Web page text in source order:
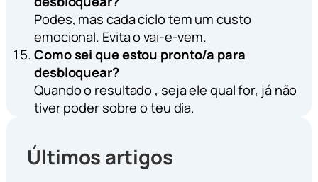
Podes, mas cada ciclo tem um custo
emocional. Evita o vai-e-vem.
Como sei que estou pronto/a para
desbloquear?
Quando o resultado , seja ele qual for, já não
tiver poder sobre o teu dia.
Últimos artigos